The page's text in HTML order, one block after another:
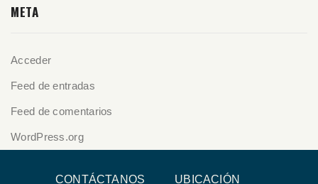
META
Acceder
Feed de entradas
Feed de comentarios
WordPress.org
CONTÁCTANOS UBICACIÓN